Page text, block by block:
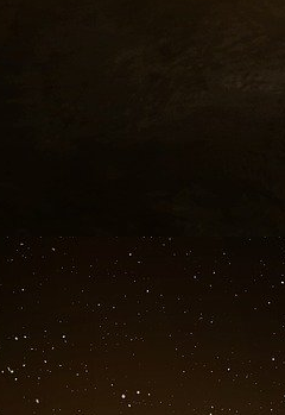
des loges
des extrêmes », «
entreprise, au libre-
Mon
»